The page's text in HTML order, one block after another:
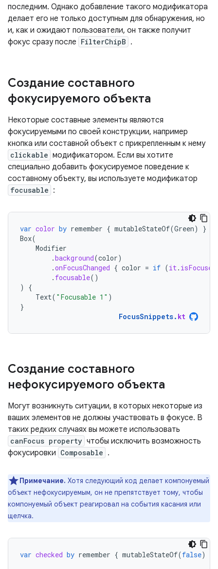
последним. Однако добавление такого модификатора
делает его не только доступным для обнаружения, но
и, как и ожидают пользователи, он также получит
фокус сразу после FilterChipB .
Создание составного
фокусируемого объекта
Некоторые составные элементы являются
фокусируемыми по своей конструкции, например
кнопка или составной объект с прикрепленным к нему
clickable модификатором. Если вы хотите
специально добавить фокусируемое поведение к
составному объекту, вы используете модификатор
focusable :
var color by remember { mutableStateOf(Green)
}
Box(
Modifier
.background(color)
.onFocusChanged { color = if (it. isFocused
. focusable()
)
{
Text( "Focusable 1" )
}
FocusSnippets. kt
Создание составного
нефокусируемого объекта
Могут возникнуть ситуации, в которых некоторые из
ваших элементов не должны участвовать в фокусе. В
таких редких случаях вы можете использовать
canFocus property чтобы исключить возможность
фокусировки Composable .
Примечание. Хотя следующий код делает компонуемый
объект нефокусируемым, он не препятствует тому, чтобы
компонуемый объект реагировал на события касания или
щелчка.
var checked by remember { mutableStateOf(false)